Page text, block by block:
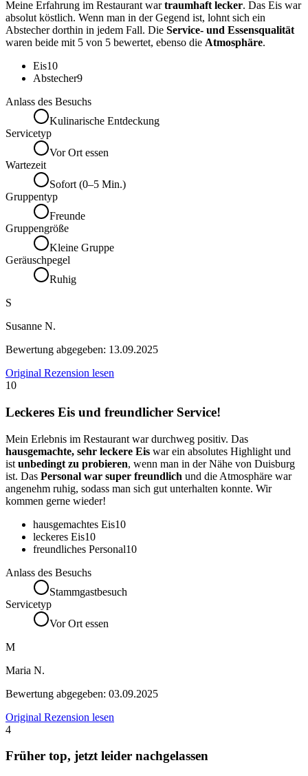
Meine Erfahrung im Restaurant wartraumhaft lecker. Das Eis war
absolut köstlich. Wenn man in der Gegend ist, lohnt sich ein
Abstecher dorthin in jedem Fall. Die Service- und Essensqualität
waren beide mit 5 von 5 bewertet, ebenso die Atmosphäre.
Eis10
Abstecher9
Anlass des Besuchs
Kulinarische Entdeckung
Servicetyp
Vor Ort essen
Wartezeit
Sofort (0–5 Min.)
Gruppentyp
Freunde
Gruppengröße
Kleine Gruppe
Geräuschpegel
Ruhig
S
Susanne N.
Bewertung abgegeben: 13.09.2025
Original Rezension lesen
10
Leckeres Eis und freundlicher Service!
Mein Erlebnis im Restaurant war durchweg positiv. Das
hausgemachte, sehr leckere Eis war ein absolutes Highlight und
ist unbedingt zu probieren, wenn man in der Nähe von Duisburg
ist. Das Personal war super freundlich und die Atmosphäre war
angenehm ruhig, sodass man sich gut unterhalten konnte. Wir
kommen gerne wieder!
hausgemachtes Eis10
leckeres Eis10
freundliches Personal10
Anlass des Besuchs
Stammgastbesuch
Servicetyp
Vor Ort essen
M
Maria N.
Bewertung abgegeben: 03.09.2025
Original Rezension lesen
4
Früher top, jetzt leider nachgelassen